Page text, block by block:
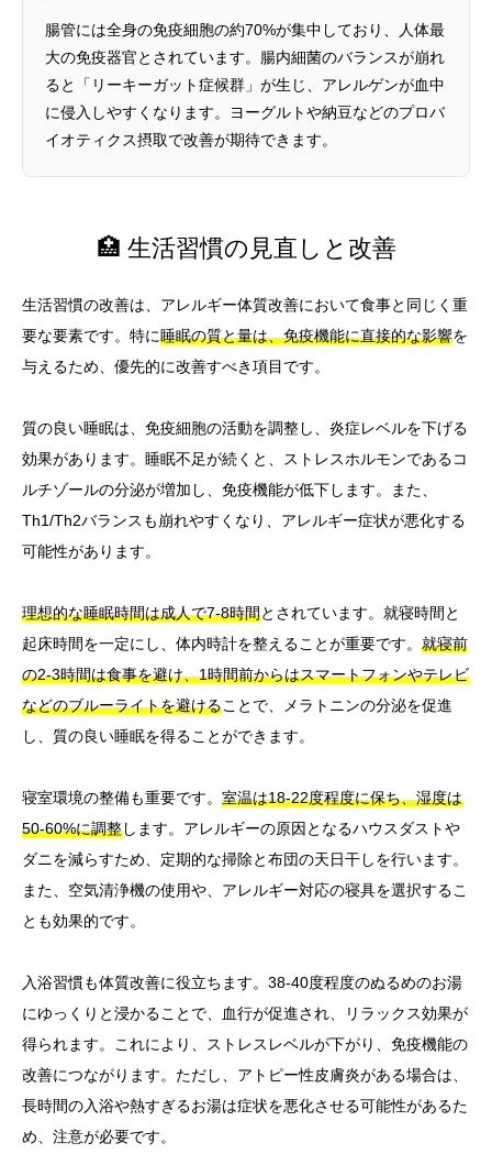
腸管には全身の免疫細胞の約70%が集中しており、人体最
大の免疫器官とされています。腸内細菌のバランスが崩れ
ると「リーキーガット症候群」が生じ、アレルゲンが血中
に侵入しやすくなります。ヨーグルトや納豆などのプロバ
イオティクス摂取で改善が期待できます。
🏥 生活習慣の見直しと改善
生活習慣の改善は、アレルギー体質改善において食事と同じく重
要な要素です。特に睡眠の質と量は、免疫機能に直接的な影響を
与えるため、優先的に改善すべき項目です。
質の良い睡眠は、免疫細胞の活動を調整し、炎症レベルを下げる
効果があります。睡眠不足が続くと、ストレスホルモンであるコ
ルチゾールの分泌が増加し、免疫機能が低下します。また、
Th1/Th2バランスも崩れやすくなり、アレルギー症状が悪化する
可能性があります。
理想的な睡眠時間は成人で7-8時間とされています。就寝時間と
起床時間を一定にし、体内時計を整えることが重要です。 就寝前
の2-3時間は食事を避け、1時間前からはスマートフォンやテレビ
などのブルーライトを避けることで、メラトニンの分泌を促進
し、質の良い睡眠を得ることができます。
寝室環境の整備も重要です。 室温は18-22度程度に保ち、湿度は
50-60%に調整します。アレルギーの原因となるハウスダストや
ダニを減らすため、定期的な掃除と布団の天日干しを行います。
また、空気清浄機の使用や、アレルギー対応の寝具を選択するこ
とも効果的です。
入浴習慣も体質改善に役立ちます。38-40度程度のぬるめのお湯
にゆっくりと浸かることで、血行が促進され、リラックス効果が
得られます。これにより、ストレスレベルが下がり、免疫機能の
改善につながります。ただし、アトピー性皮膚炎がある場合は、
長時間の入浴や熱すぎるお湯は症状を悪化させる可能性があるた
め、注意が必要です。